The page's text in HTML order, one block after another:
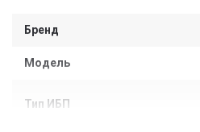
Бренд
Модель
Тип ИБП